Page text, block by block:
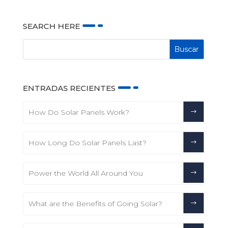
SEARCH HERE
ENTRADAS RECIENTES
How Do Solar Panels Work?
How Long Do Solar Panels Last?
Power the World All Around You
What are the Benefits of Going Solar?